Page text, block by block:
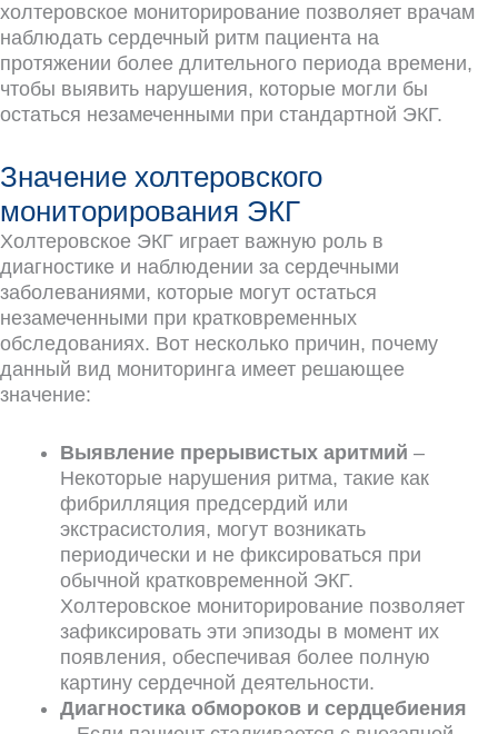
холтеровское мониторирование позволяет врачам
наблюдать сердечный ритм пациента на
протяжении более длительного периода времени,
чтобы выявить нарушения, которые могли бы
остаться незамеченными при стандартной ЭКГ.
Значение холтеровского
мониторирования ЭКГ
Холтеровское ЭКГ играет важную роль в
диагностике и наблюдении за сердечными
заболеваниями, которые могут остаться
незамеченными при кратковременных
обследованиях. Вот несколько причин, почему
данный вид мониторинга имеет решающее
значение:
Выявление прерывистых аритмий –
Некоторые нарушения ритма, такие как
фибрилляция предсердий или
экстрасистолия, могут возникать
периодически и не фиксироваться при
обычной кратковременной ЭКГ.
Холтеровское мониторирование позволяет
зафиксировать эти эпизоды в момент их
появления, обеспечивая более полную
картину сердечной деятельности.
Диагностика обмороков и сердцебиения